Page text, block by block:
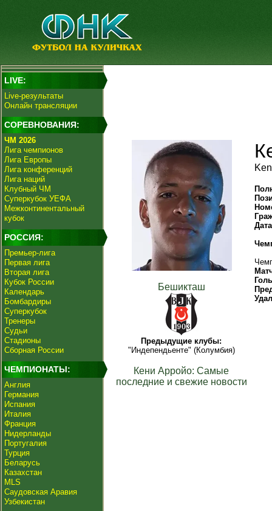
LIVE:
Live-результаты
Онлайн трансляции
СОРЕВНОВАНИЯ:
ЧМ 2026
Лига чемпионов
Лига Европы
Лига конференций
Лига наций
Клубный ЧМ
Суперкубок УЕФА
Межконтинентальный
кубок
РОССИЯ:
Премьер-лига
Первая лига
Вторая лига
Кубок России
Календарь
Бомбардиры
Суперкубок
Тренеры
Судьи
Стадионы
Сборная России
ЧЕМПИОНАТЫ:
Англия
Германия
Испания
Италия
Франция
Нидерланды
Португалия
Турция
Беларусь
Казахстан
MLS
Саудовская Аравия
Узбекистан
Бешикташ
Предыдущие клубы:
"Индепендьенте" (Колумбия)
Кени Арройо: Самые
последние и свежие новости